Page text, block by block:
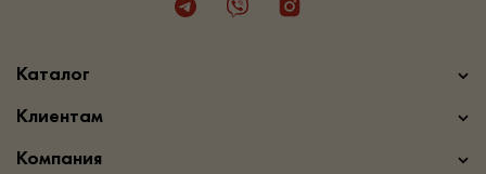
TelegramViber Instagram
Каталог
Клиентам
Компания